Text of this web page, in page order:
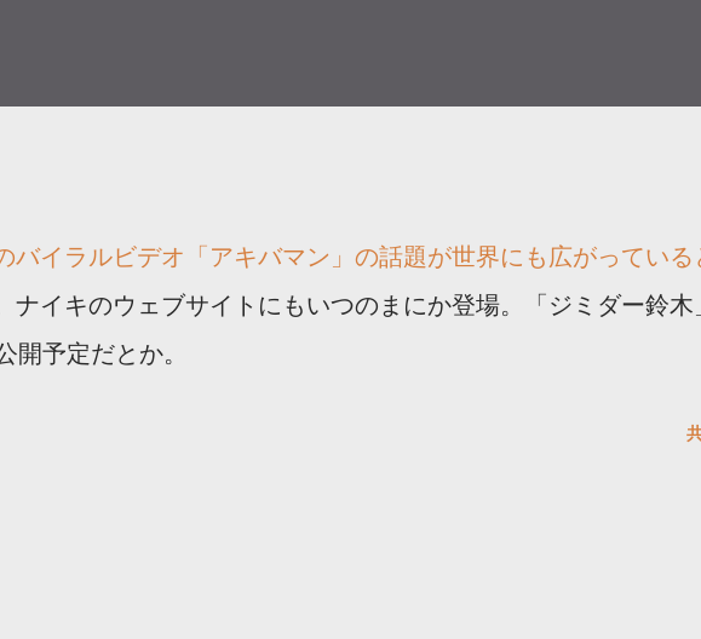
バイラルビデオ「アキバマン」の話題が世界にも広がっている
ナイキのウェブサイトにもいつのまにか登場。「ジミダー鈴木
開予定だとか。